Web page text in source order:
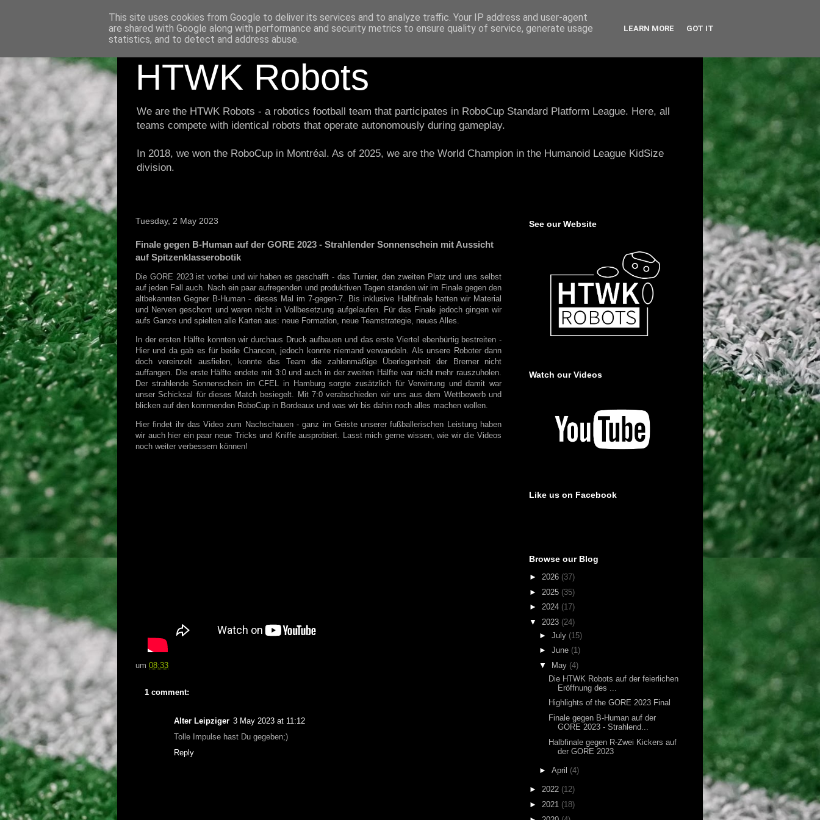
HTWK Robots
We are the HTWK Robots - a robotics football team that participates in RoboCup Standard Platform League. Here, all
teams compete with identical robots that operate autonomously during gameplay.
In 2018, we won the RoboCup in Montréal. As of 2025, we are the World Champion in the Humanoid League KidSize
division.
Tuesday, 2 May 2023
Finale gegen B-Human auf der GORE 2023 - Strahlender Sonnenschein mit Aussicht
auf Spitzenklasserobotik
Die GORE 2023 ist vorbei und wir haben es geschafft - das Turnier, den zweiten Platz und uns selbst
auf jeden Fall auch. Nach ein paar aufregenden und produktiven Tagen standen wir im Finale gegen den
altbekannten Gegner B-Human - dieses Mal im 7-gegen-7. Bis inklusive Halbfinale hatten wir Material
und Nerven geschont und waren nicht in Vollbesetzung aufgelaufen. Für das Finale jedoch gingen wir
aufs Ganze und spielten alle Karten aus: neue Formation, neue Teamstrategie, neues Alles.
In der ersten Hälfte konnten wir durchaus Druck aufbauen und das erste Viertel ebenbürtig bestreiten -
Hier und da gab es für beide Chancen, jedoch konnte niemand verwandeln. Als unsere Roboter dann
doch vereinzelt ausfielen, konnte das Team die zahlenmäßige Überlegenheit der Bremer nicht
auffangen. Die erste Hälfte endete mit 3:0 und auch in der zweiten Hälfte war nicht mehr rauszuholen.
Der strahlende Sonnenschein im CFEL in Hamburg sorgte zusätzlich für Verwirrung und damit war
unser Schicksal für dieses Match besiegelt. Mit 7:0 verabschieden wir uns aus dem Wettbewerb und
blicken auf den kommenden RoboCup in Bordeaux und was wir bis dahin noch alles machen wollen.
Hier findet ihr das Video zum Nachschauen - ganz im Geiste unserer fußballerischen Leistung haben
wir auch hier ein paar neue Tricks und Kniffe ausprobiert. Lasst mich gerne wissen, wie wir die Videos
noch weiter verbessern können!
um 08:33
1 comment:
Alter Leipziger 3 May 2023 at 11:12
Tolle Impulse hast Du gegeben;)
Reply
See our Website
Watch our Videos
Like us on Facebook
Browse our Blog
► 2026 (37)
► 2025 (35)
► 2024 (17)
▼ 2023 (24)
► July (15)
► June (1)
▼
May (4)
Die HTWK Robots auf der feierlichen
Eröffnung des ...
Highlights of the GORE 2023 Final
Finale gegen B-Human auf der
GORE 2023 - Strahlend...
Halbfinale gegen R-Zwei Kickers auf
der GORE 2023
► April (4)
► 2022 (12)
► 2021 (18)
This site uses cookies from Google to deliver its services and to analyze traffic. Your IP address and user-agent
are shared with Google along with performance and security metrics to ensure quality of service, generate usage
statistics, and to detect and address abuse.
LEARN MORE GOT IT